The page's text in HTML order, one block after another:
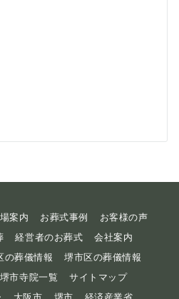
案内 お葬式事例
お客様の声
経営者のお葬式
会社案内
の葬儀情報
堺市区の葬儀情報
市寺院一覧
サイトマップ